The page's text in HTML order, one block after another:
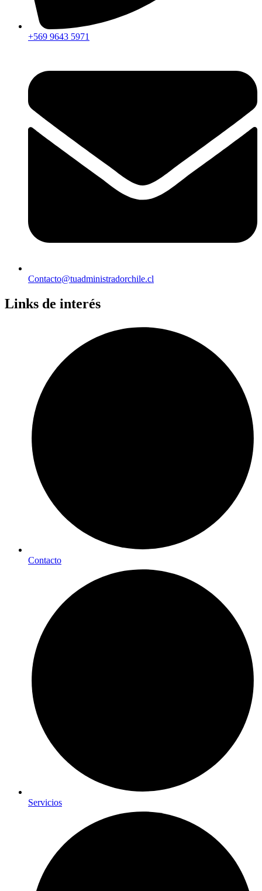
+569 9643 5971
Contacto@tuadministradorchile.cl
Links de interés
Contacto
Servicios